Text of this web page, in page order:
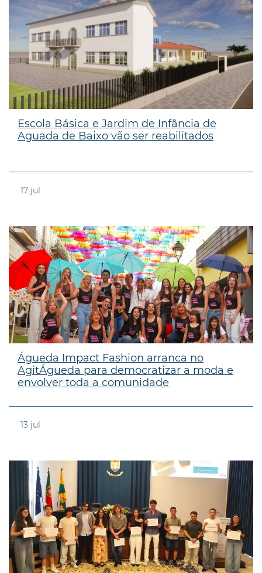
Escola Básica e Jardim de Infância de
Aguada de Baixo vão ser reabilitados
17 jul
Águeda Impact Fashion arranca no
AgitÁgueda para democratizar a moda e
envolver toda a comunidade
13 jul